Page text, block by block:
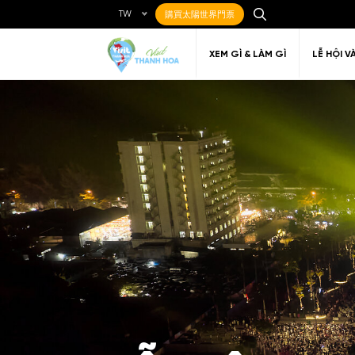
TW 購買太陽世界門票
XEM GÌ & LÀM GÌ LỄ HỘI
Điểm đến yêu thích Nghệ thuật
Ẩm thực Địa phương Địa điểm ăn uống
Về Thanh Hóa Đi đến Thanh Hóa
Di